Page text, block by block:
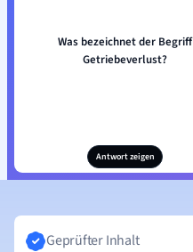
Was bezeichnet der Begriff
Getriebeverlust?
Antwort zeigen
Geprüfter Inhalt